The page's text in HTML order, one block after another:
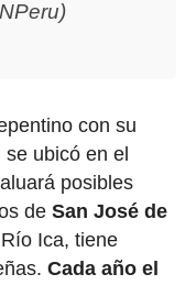
con su
ubicó en el
posibles
de San José de
Ica, tiene
Cada año el